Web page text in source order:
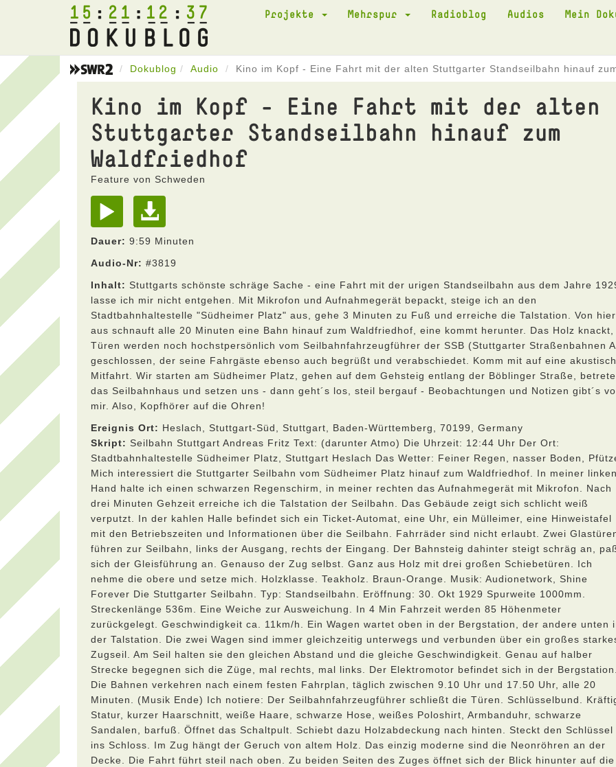
15 21 12 37 Projekte Mehrspur Radioblog Audios Mein
Dokublog Audio Kino im Kopf - Eine Fahrt mit der alten Stuttgarter Standseilbahn hinauf
Kino im Kopf - Eine Fahrt mit der alten
Stuttgarter Standseilbahn hinauf zum
Waldfriedhof
Feature von Schweden
Dauer: 9:59 Minuten
Audio-Nr: #3819
Inhalt: Stuttgarts schönste schräge Sache - eine Fahrt mit der urigen Standseilbahn aus dem Jahre
lasse ich mir nicht entgehen. Mit Mikrofon und Aufnahmegerät bepackt, steige ich an den
Stadtbahnhaltestelle "Südheimer Platz" aus, gehe 3 Minuten zu Fuß und erreiche die Talstation. Von hier
aus schnauft alle 20 Minuten eine Bahn hinauf zum Waldfriedhof, eine kommt herunter. Das Holz knackt,
Türen werden noch hochstpersönlich vom Seilbahnfahrzeugführer der SSB (Stuttgarter Straßenbahnen
geschlossen, der seine Fahrgäste ebenso auch begrüßt und verabschiedet. Komm mit auf eine
Mitfahrt. Wir starten am Südheimer Platz, gehen auf dem Gehsteig entlang der Böblinger Straße,
das Seilbahnhaus und setzen uns - dann geht´s los, steil bergauf - Beobachtungen und Notizen gibt´s
mir. Also, Kopfhörer auf die Ohren!
Ereignis Ort: Heslach, Stuttgart-Süd, Stuttgart, Baden-Württemberg, 70199, Germany
Skript: Seilbahn Stuttgart Andreas Fritz Text: (darunter Atmo) Die Uhrzeit: 12:44 Uhr Der Ort:
Stadtbahnhaltestelle Südheimer Platz, Stuttgart Heslach Das Wetter: Feiner Regen, nasser Boden,
Mich interessiert die Stuttgarter Seilbahn vom Südheimer Platz hinauf zum Waldfriedhof. In meiner
Hand halte ich einen schwarzen Regenschirm, in meiner rechten das Aufnahmegerät mit Mikrofon. Nach
drei Minuten Gehzeit erreiche ich die Talstation der Seilbahn. Das Gebäude zeigt sich schlicht weiß
verputzt. In der kahlen Halle befindet sich ein Ticket-Automat, eine Uhr, ein Mülleimer, eine Hinweistafel
mit den Betriebszeiten und Informationen über die Seilbahn. Fahrräder sind nicht erlaubt. Zwei
führen zur Seilbahn, links der Ausgang, rechts der Eingang. Der Bahnsteig dahinter steigt schräg an,
sich der Gleisführung an. Genauso der Zug selbst. Ganz aus Holz mit drei großen Schiebetüren. Ich
nehme die obere und setze mich. Holzklasse. Teakholz. Braun-Orange. Musik: Audionetwork, Shine
Forever Die Stuttgarter Seilbahn. Typ: Standseilbahn. Eröffnung: 30. Okt 1929 Spurweite 1000mm.
Streckenlänge 536m. Eine Weiche zur Ausweichung. In 4 Min Fahrzeit werden 85 Höhenmeter
zurückgelegt. Geschwindigkeit ca. 11km/h. Ein Wagen wartet oben in der Bergstation, der andere unten
der Talstation. Die zwei Wagen sind immer gleichzeitig unterwegs und verbunden über ein großes
Zugseil. Am Seil halten sie den gleichen Abstand und die gleiche Geschwindigkeit. Genau auf halber
Strecke begegnen sich die Züge, mal rechts, mal links. Der Elektromotor befindet sich in der
Die Bahnen verkehren nach einem festen Fahrplan, täglich zwischen 9.10 Uhr und 17.50 Uhr, alle 20
Minuten. (Musik Ende) Ich notiere: Der Seilbahnfahrzeugführer schließt die Türen. Schlüsselbund.
Statur, kurzer Haarschnitt, weiße Haare, schwarze Hose, weißes Poloshirt, Armbanduhr, schwarze
Sandalen, barfuß. Öffnet das Schaltpult. Schiebt dazu Holzabdeckung nach hinten. Steckt den Schlüssel
ins Schloss. Im Zug hängt der Geruch von altem Holz. Das einzig moderne sind die Neonröhren an der
Decke. Die Fahrt führt steil nach oben. Zu beiden Seiten des Zuges öffnet sich der Blick hinunter auf die